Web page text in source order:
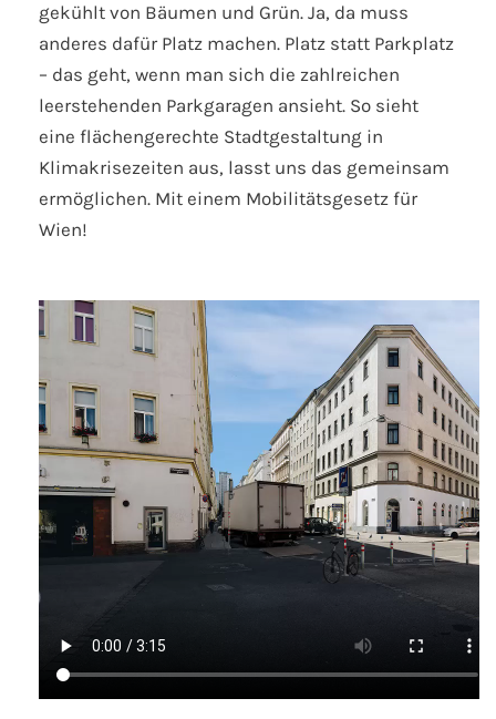
gekühlt von Bäumen und Grün. Ja, da muss
anderes dafür Platz machen. Platz statt Parkplatz
– das geht, wenn man sich die zahlreichen
leerstehenden Parkgaragen ansieht. So sieht
eine flächengerechte Stadtgestaltung in
Klimakrisezeiten aus, lasst uns das gemeinsam
ermöglichen. Mit einem Mobilitätsgesetz für
Wien!